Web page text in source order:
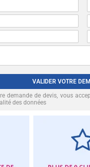
VALIDER VOTRE
demande de devis, vous
des données